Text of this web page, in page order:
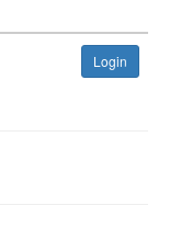
Login